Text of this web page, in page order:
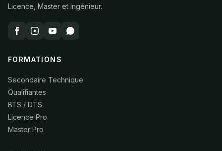
Licence, Master et Ingénieur.
FORMATIONS
Secondaire Technique
Qualifiantes
BTS / DTS
Licence Pro
Master Pro